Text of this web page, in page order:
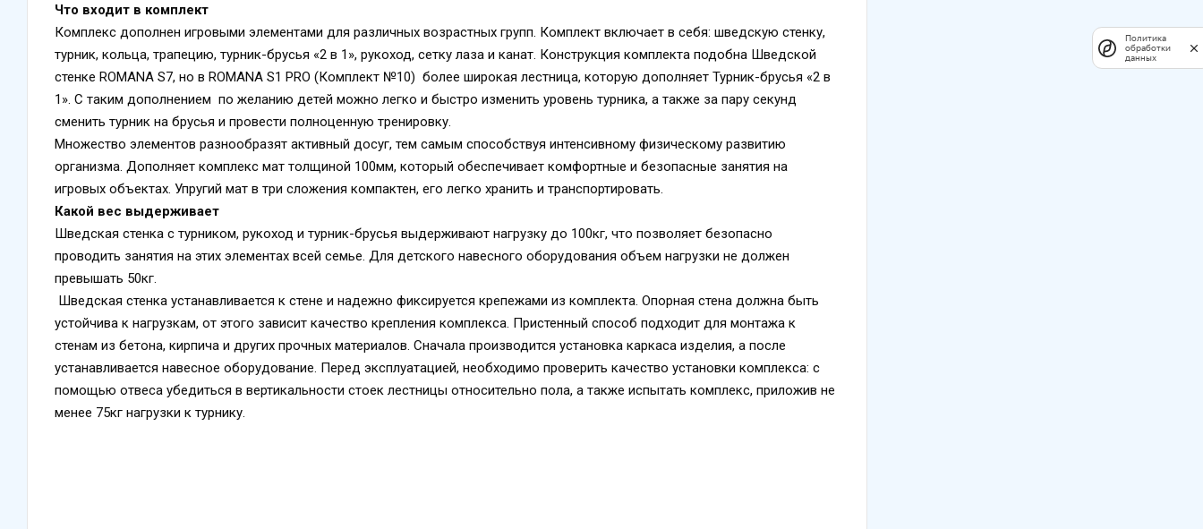
Что входит в комплект
Комплекс дополнен игровыми элементами для различных возрастных групп. Комплект включает в себя: шведскую стенку,
турник, кольца, трапецию, турник-брусья «2 в 1», рукоход, сетку лаза и канат. Конструкция комплекта подобна Шведской
стенке ROMANA S7, но в ROMANA S1 PRO (Комплект №10) более широкая лестница, которую дополняет Турник-брусья «2 в
1». С таким дополнением по желанию детей можно легко и быстро изменить уровень турника, а также за пару секунд
сменить турник на брусья и провести полноценную тренировку.
Множество элементов разнообразят активный досуг, тем самым способствуя интенсивному физическому развитию
организма. Дополняет комплекс мат толщиной 100мм, который обеспечивает комфортные и безопасные занятия на
игровых объектах. Упругий мат в три сложения компактен, его легко хранить и транспортировать.
Какой вес выдерживает
Шведская стенка с турником, рукоход и турник-брусья выдерживают нагрузку до 100кг, что позволяет безопасно
проводить занятия на этих элементах всей семье. Для детского навесного оборудования объем нагрузки не должен
превышать 50кг.
Шведская стенка устанавливается к стене и надежно фиксируется крепежами из комплекта. Опорная стена должна быть
устойчива к нагрузкам, от этого зависит качество крепления комплекса. Пристенный способ подходит для монтажа к
стенам из бетона, кирпича и других прочных материалов. Сначала производится установка каркаса изделия, а после
устанавливается навесное оборудование. Перед эксплуатацией, необходимо проверить качество установки комплекса: с
помощью отвеса убедиться в вертикальности стоек лестницы относительно пола, а также испытать комплекс, приложив не
менее 75кг нагрузки к турнику.
Политика
обработки
данных